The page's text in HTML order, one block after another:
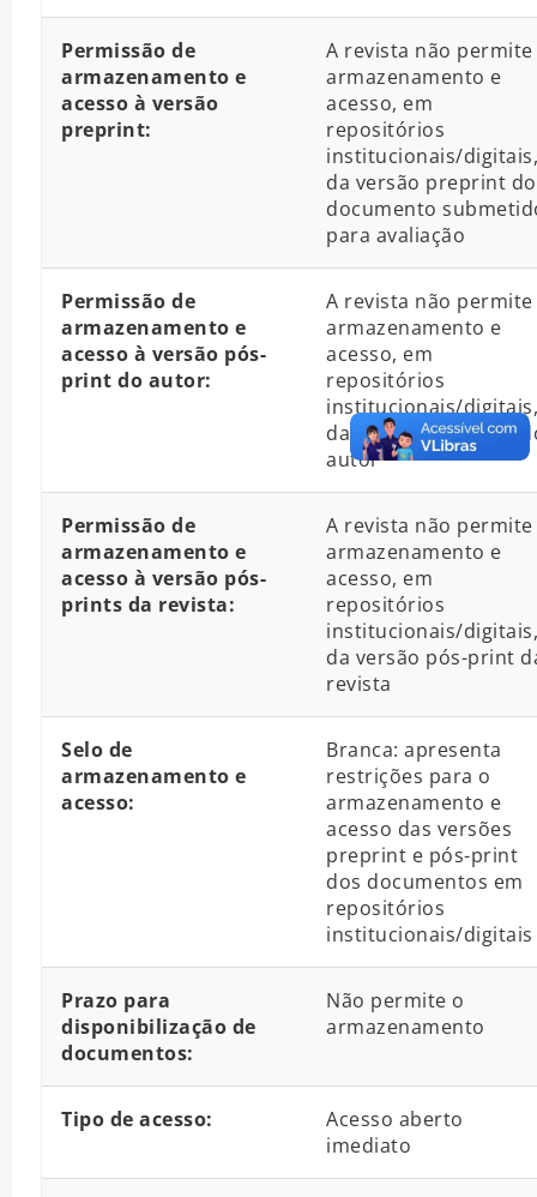
Permissão de
armazenamento e
acesso à versão
preprint:
A revista não
armazenamento e
acesso, em
repositórios
institucionais/digitais,
da versão preprint do
documento
para avaliação
Permissão de
armazenamento e
acesso à versão pós-
print do autor:
A revista não
armazenamento e
acesso, em
repositórios
institucionais/digitais,
da versão pós-print
autor
Permissão de
armazenamento e
acesso à versão pós-
prints da revista:
A revista não
armazenamento e
acesso, em
repositórios
institucionais/digitais,
da versão pós-print
revista
Selo de
armazenamento e
acesso:
Branca: apresenta
restrições para o
armazenamento e
acesso das versões
preprint e pós-print
dos documentos em
repositórios
institucionais/digitais
Prazo para
disponibilização de
documentos:
Não permite o
armazenamento
Tipo de acesso:
Acesso aberto
imediato